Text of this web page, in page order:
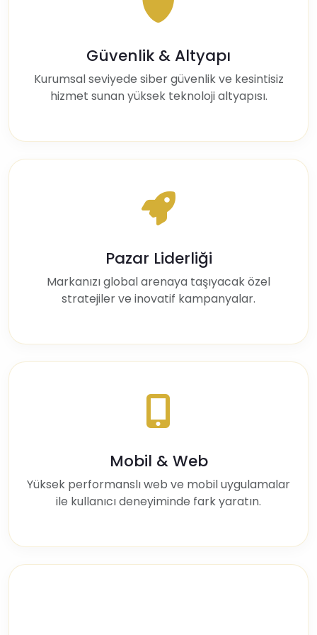
Güvenlik & Altyapı
Kurumsal seviyede siber güvenlik ve kesintisiz
hizmet sunan yüksek teknoloji altyapısı.
Pazar Liderliği
Markanızı global arenaya taşıyacak özel
stratejiler ve inovatif kampanyalar.
Mobil & Web
Yüksek performanslı web ve mobil uygulamalar
ile kullanıcı deneyiminde fark yaratın.